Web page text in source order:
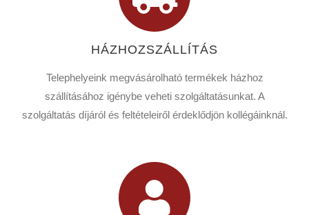
HÁZHOZSZÁLLÍTÁS
Telephelyeink megvásárolható termékek házhoz
szállításához igénybe veheti szolgáltatásunkat. A
szolgáltatás díjáról és feltételeiről érdeklődjön kollégáinknál.